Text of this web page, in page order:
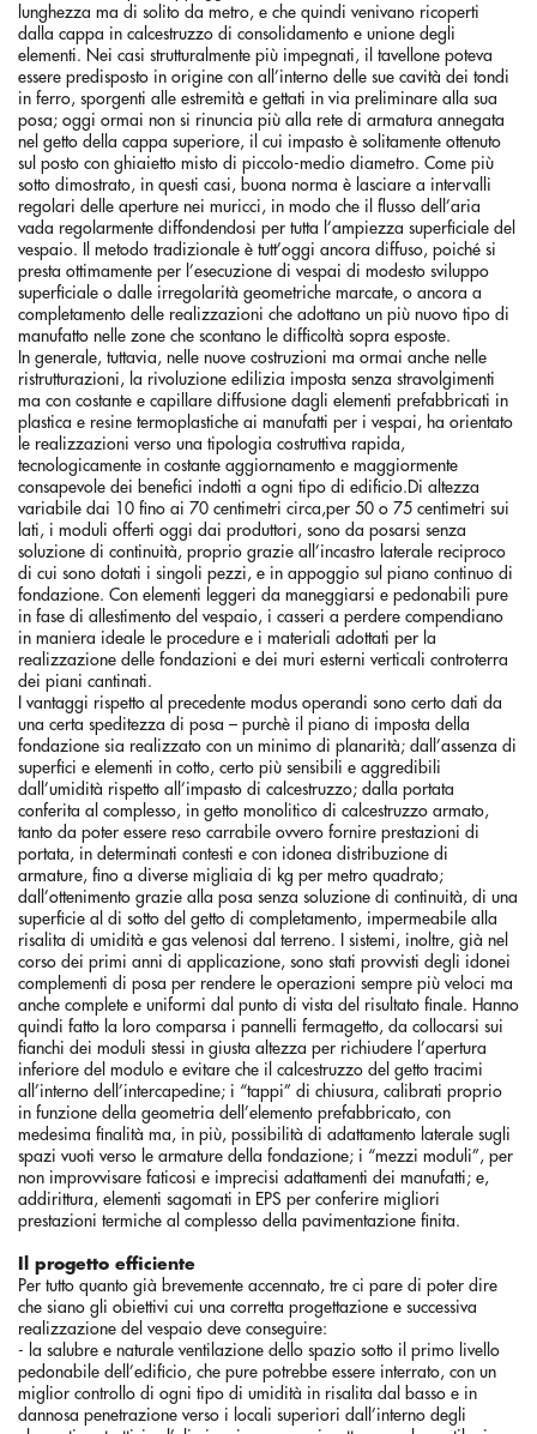
lunghezza ma di solito da metro, e che quindi venivano ricoperti
dalla cappa in calcestruzzo di consolidamento e unione degli
elementi. Nei casi strutturalmente più impegnati, il tavellone poteva
essere predisposto in origine con all’interno delle sue cavità dei tondi
in ferro, sporgenti alle estremità e gettati in via preliminare alla sua
posa; oggi ormai non si rinuncia più alla rete di armatura annegata
nel getto della cappa superiore, il cui impasto è solitamente ottenuto
sul posto con ghiaietto misto di piccolo-medio diametro. Come più
sotto dimostrato, in questi casi, buona norma è lasciare a intervalli
regolari delle aperture nei muricci, in modo che il flusso dell’aria
vada regolarmente diffondendosi per tutta l’ampiezza superficiale del
vespaio. Il metodo tradizionale è tutt’oggi ancora diffuso, poiché si
presta ottimamente per l’esecuzione di vespai di modesto sviluppo
superficiale o dalle irregolarità geometriche marcate, o ancora a
completamento delle realizzazioni che adottano un più nuovo tipo di
manufatto nelle zone che scontano le difficoltà sopra esposte.
In generale, tuttavia, nelle nuove costruzioni ma ormai anche nelle
ristrutturazioni, la rivoluzione edilizia imposta senza stravolgimenti
ma con costante e capillare diffusione dagli elementi prefabbricati in
plastica e resine termoplastiche ai manufatti per i vespai, ha orientato
le realizzazioni verso una tipologia costruttiva rapida,
tecnologicamente in costante aggiornamento e maggiormente
consapevole dei benefici indotti a ogni tipo di edificio.Di altezza
variabile dai 10 fino ai 70 centimetri circa,per 50 o 75 centimetri sui
lati, i moduli offerti oggi dai produttori, sono da posarsi senza
soluzione di continuità, proprio grazie all’incastro laterale reciproco
di cui sono dotati i singoli pezzi, e in appoggio sul piano continuo di
fondazione. Con elementi leggeri da maneggiarsi e pedonabili pure
in fase di allestimento del vespaio, i casseri a perdere compendiano
in maniera ideale le procedure e i materiali adottati per la
realizzazione delle fondazioni e dei muri esterni verticali controterra
dei piani cantinati.
I vantaggi rispetto al precedente modus operandi sono certo dati da
una certa speditezza di posa – purchè il piano di imposta della
fondazione sia realizzato con un minimo di planarità; dall’assenza di
superfici e elementi in cotto, certo più sensibili e aggredibili
dall’umidità rispetto all’impasto di calcestruzzo; dalla portata
conferita al complesso, in getto monolitico di calcestruzzo armato,
tanto da poter essere reso carrabile ovvero fornire prestazioni di
portata, in determinati contesti e con idonea distribuzione di
armature, fino a diverse migliaia di kg per metro quadrato;
dall’ottenimento grazie alla posa senza soluzione di continuità, di una
superficie al di sotto del getto di completamento, impermeabile alla
risalita di umidità e gas velenosi dal terreno. I sistemi, inoltre, già nel
corso dei primi anni di applicazione, sono stati provvisti degli idonei
complementi di posa per rendere le operazioni sempre più veloci ma
anche complete e uniformi dal punto di vista del risultato finale. Hanno
quindi fatto la loro comparsa i pannelli fermagetto, da collocarsi sui
fianchi dei moduli stessi in giusta altezza per richiudere l’apertura
inferiore del modulo e evitare che il calcestruzzo del getto tracimi
all’interno dell’intercapedine; i “tappi” di chiusura, calibrati proprio
in funzione della geometria dell’elemento prefabbricato, con
medesima finalità ma, in più, possibilità di adattamento laterale sugli
spazi vuoti verso le armature della fondazione; i “mezzi moduli”, per
non improvvisare faticosi e imprecisi adattamenti dei manufatti; e,
addirittura, elementi sagomati in EPS per conferire migliori
prestazioni termiche al complesso della pavimentazione finita.
Il progetto efficiente
Per tutto quanto già brevemente accennato, tre ci pare di poter dire
che siano gli obiettivi cui una corretta progettazione e successiva
realizzazione del vespaio deve conseguire:
- la salubre e naturale ventilazione dello spazio sotto il primo livello
pedonabile dell’edificio, che pure potrebbe essere interrato, con un
miglior controllo di ogni tipo di umidità in risalita dal basso e in
dannosa penetrazione verso i locali superiori dall’interno degli